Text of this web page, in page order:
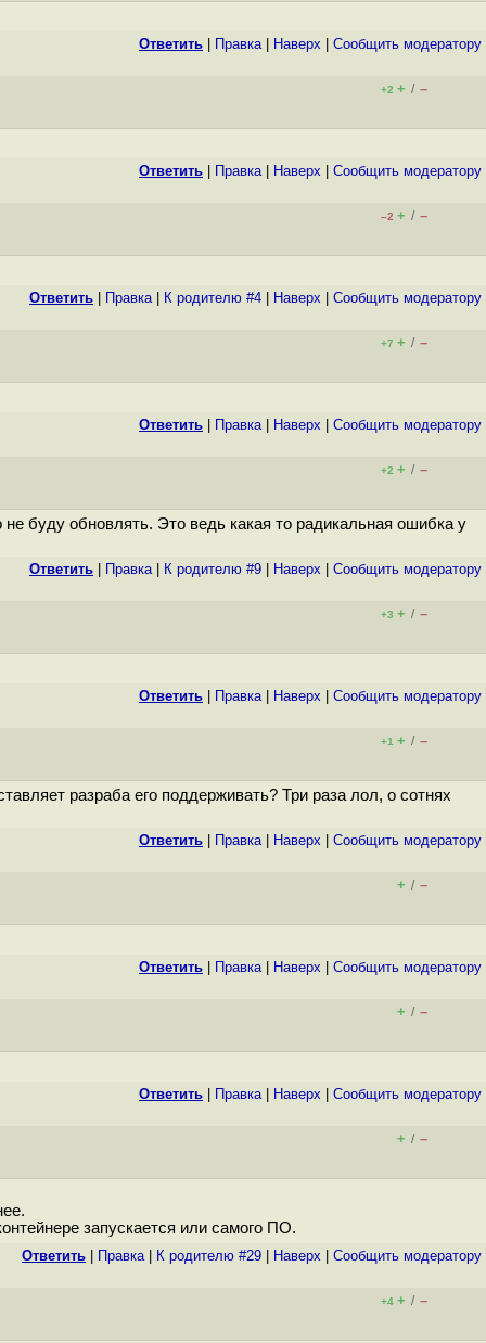
Ответить Правка| Наверх Cообщить модератору
+2 + / –
Ответить Правка| Наверх Cообщить модератору
–2 + / –
Ответить Правка| К родителю #4 Наверх Cообщить модератору
+7 + / –
Ответить Правка| Наверх Cообщить модератору
+2 + / –
буду обновлять. Это ведь какая то радикальная ошибка у
Ответить Правка| К родителю #9 Наверх Cообщить модератору
+3 + / –
Ответить Правка| Наверх Cообщить модератору
+1 + / –
разраба его поддерживать? Три раза лол, о сотнях
Ответить Правка| Наверх Cообщить модератору
+ / –
Ответить Правка| Наверх Cообщить модератору
+ / –
Ответить Правка| Наверх Cообщить модератору
+ / –
запускается или самого ПО.
Ответить Правка| К родителю #29 Наверх Cообщить модератору
+4 + / –